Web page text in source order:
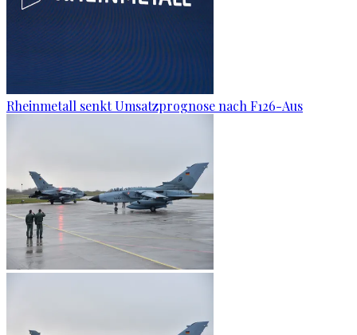
Rheinmetall senkt Umsatzprognose nach F126-Aus